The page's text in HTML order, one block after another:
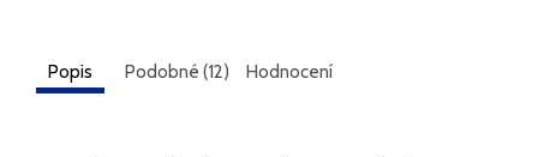
Popis Podobné (12) Hodnocení